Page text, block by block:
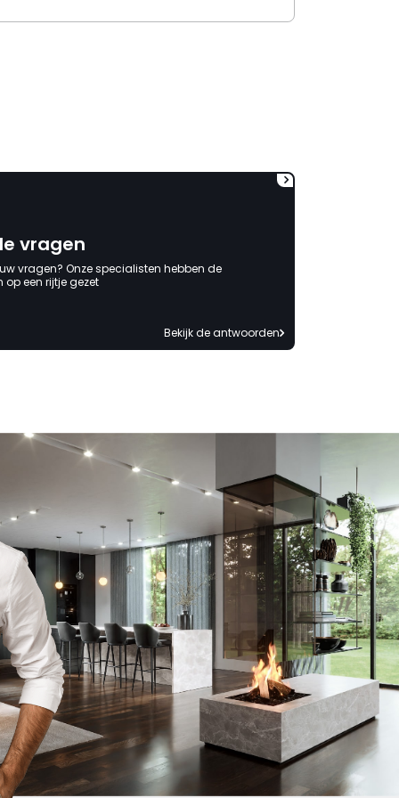
vragen
vragen? Onze specialisten hebben de
een rijtje gezet
Bekijk de antwoorden